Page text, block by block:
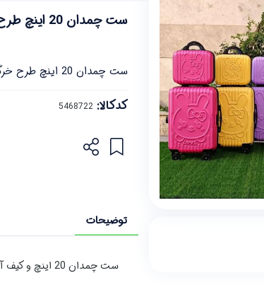
ست چمدان 20 اینچ طرح خرگوشی
ست چمدان 20 اینچ طرح خرگوشی
کدکالا:
توضیحات
ست چمدان 20 اینچ و کیف آرایشی خرگوشی